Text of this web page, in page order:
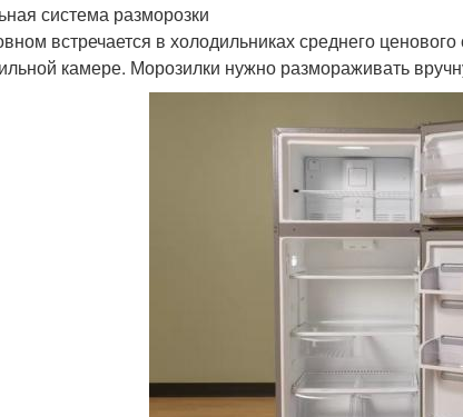
система разморозки
встречается в холодильниках среднего
камере. Морозилки нужно размораживать